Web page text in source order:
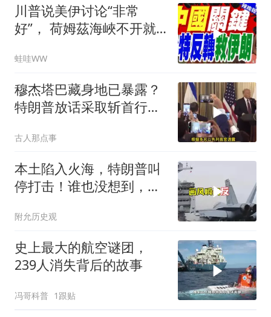
川普说美伊讨论“非常
好”， 荷姆茲海峽不开就
谢寒冰｜辣晚报20260805
蛙哇WW
穆杰塔巴藏身地已暴露？
特朗普放话采取斩首行
古人那点事
本土陷入火海，特朗普叫
停打击！谁也没想到，中
附允历史观
史上最大的航空谜团，
239人消失背后的故事
冯哥科普 1跟贴